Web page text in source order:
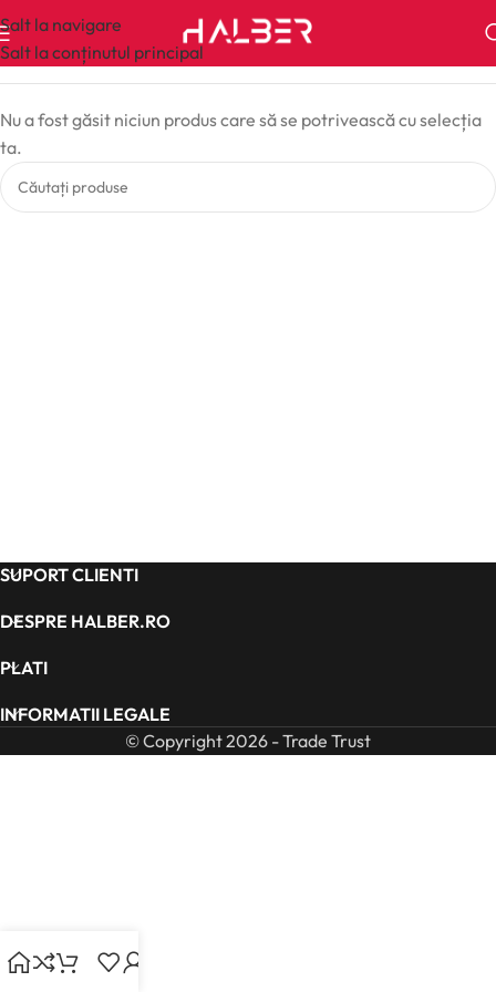
Salt la navigare
Salt la conținutul principal
Nu a fost găsit niciun produs care să se potrivească cu selecția
ta.
SUPORT CLIENTI
DESPRE HALBER.RO
PLATI
INFORMATII LEGALE
© Copyright 2026 - Trade Trust